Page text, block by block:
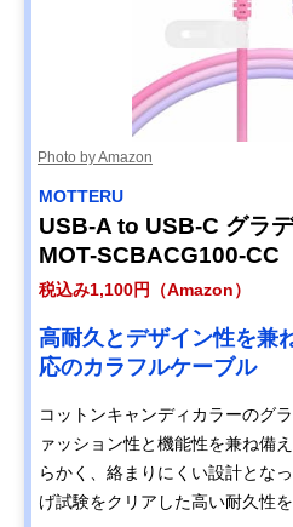
Photo by Amazon
MOTTERU
USB-A to USB-C グラ
MOT-SCBACG100-CC
税込み1,100円（Amazon）
高耐久とデザイン性を兼
応のカラフルケーブル
コットンキャンディカラーのグ
ァッション性と機能性を兼ね備
らかく、絡まりにくい設計とな
げ試験をクリアした高い耐久性を